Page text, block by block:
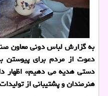
به گزارش لباس دونی معاون
دستی هدیه می دهیم» اظهار
هنرمندان و پشتیبانی از